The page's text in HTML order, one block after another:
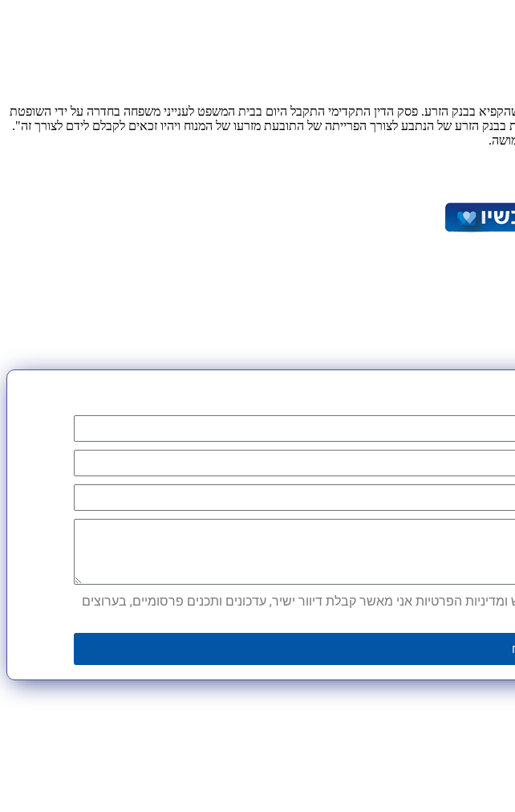
בבנק הזרע. פסק הדין התקדימי התקבל היום בבית המשפט לענייני משפחה בחדרה על ידי השופטת
הזרע של הנתבע לצורך הפרייתה של התובעת מזרעו של המנוח ויהיו זכאים לקבלם לידם לצורך זה".
הפרטיות אני מאשר קבלת דיוור ישיר, עדכונים ותכנים פרסומיים, בערוצים